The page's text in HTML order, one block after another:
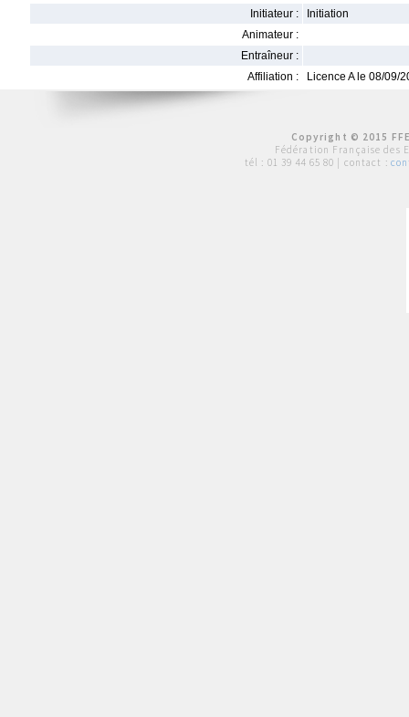
Initiateur :
Initiation
Animateur :
Entraîneur :
Affiliation :
Licence A le 08/09/
Copyright © 2015
Fédération Française des
tél : 01 39 44 65 80 | contact :